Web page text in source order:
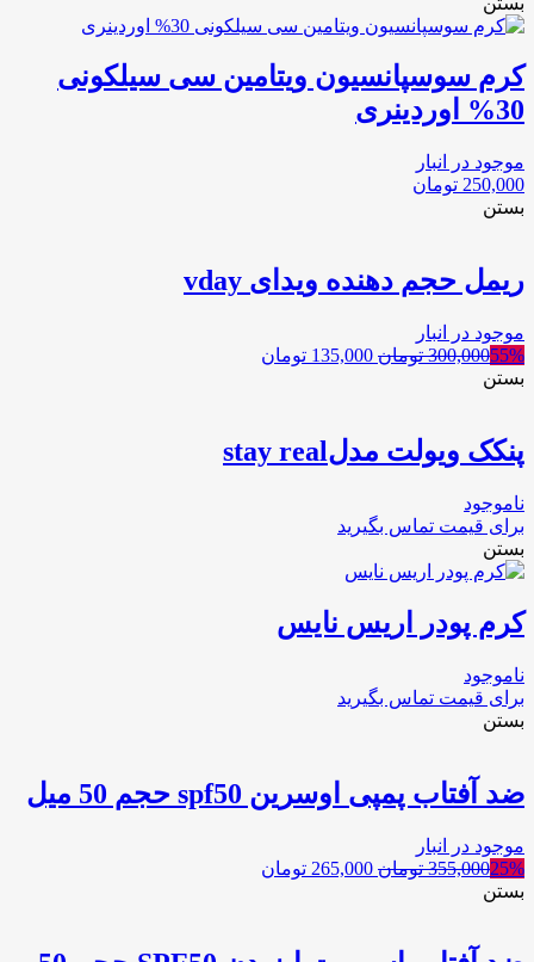
کرم سوسپانسیون ویتامین سی سیلکونی
30% اوردینری
موجود در انبار
250,000 تومان
بستن
ریمل حجم دهنده ویدای vday
موجود در انبار
55%
300,000 تومان 135,000 تومان
بستن
پنکک ویولت مدلstay real
ناموجود
برای قیمت تماس بگیرید
بستن
کرم پودر اریس نایس
ناموجود
برای قیمت تماس بگیرید
بستن
ضد آفتاب پمپی اوسرین spf50 حجم 50 میل
موجود در انبار
25%
355,000 تومان 265,000 تومان
بستن